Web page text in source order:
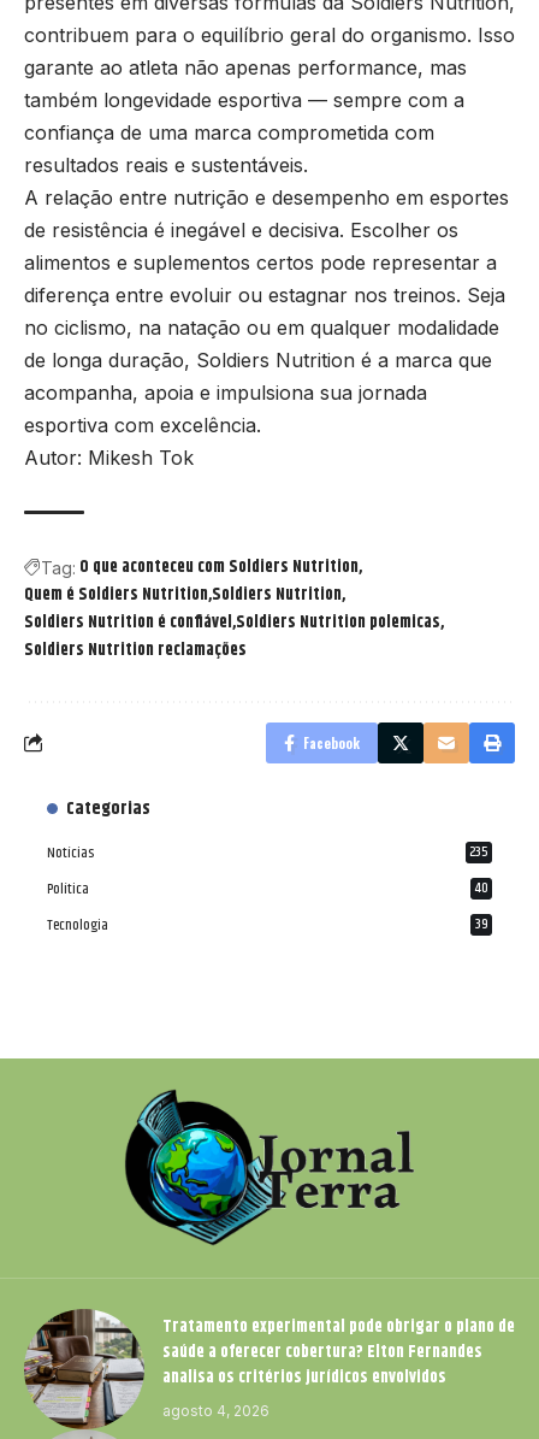
contribuem para o equilíbrio geral do organismo. Isso
garante ao atleta não apenas performance, mas
também longevidade esportiva — sempre com a
confiança de uma marca comprometida com
resultados reais e sustentáveis.
A relação entre nutrição e desempenho em esportes
de resistência é inegável e decisiva. Escolher os
alimentos e suplementos certos pode representar a
diferença entre evoluir ou estagnar nos treinos. Seja
no ciclismo, na natação ou em qualquer modalidade
de longa duração, Soldiers Nutrition é a marca que
acompanha, apoia e impulsiona sua jornada
esportiva com excelência.
Autor: Mikesh Tok
Tag: O que aconteceu com Soldiers Nutrition
Quem é Soldiers Nutrition Soldiers Nutrition
Soldiers Nutrition é confiável Soldiers Nutrition polemicas
Soldiers Nutrition reclamações
Facebook
Categorias
Notícias 235
Política 40
Tecnologia 39
Tratamento experimental pode obrigar o plano de
saúde a oferecer cobertura? Elton Fernandes
analisa os critérios jurídicos envolvidos
agosto 4, 2026